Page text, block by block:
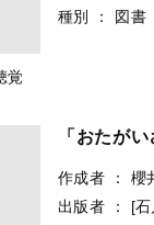
覚
種別
： 図書
「おたが
作成者 ： 櫻
出版者
： [